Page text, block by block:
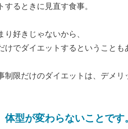
するときに見直す食事。
り好きじゃないから、
けでダイエットするということも
制限だけのダイエットは、デメリ
体型が変わらないことです